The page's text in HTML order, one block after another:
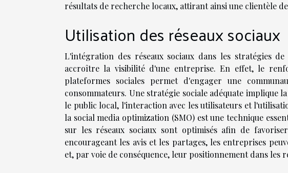
résultats de recherche locaux, attirant ainsi une clientèle
Utilisation des réseaux sociaux
L'intégration des réseaux sociaux dans les stratégies
accroître la visibilité d'une entreprise. En effet, le
plateformes sociales permet d'engager une
consommateurs. Une stratégie sociale adéquate
le public local, l'interaction avec les utilisateurs et
la social media optimization (SMO) est une technique
sur les réseaux sociaux sont optimisés afin de
encourageant les avis et les partages, les entreprises
et, par voie de conséquence, leur positionnement dans les